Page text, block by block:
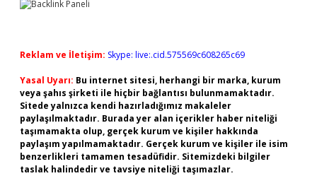
Reklam ve İletişim: Skype: live:.cid.575569c608265c69
Yasal Uyarı: Bu internet sitesi, herhangi bir marka, kurum
veya şahıs şirketi ile hiçbir bağlantısı bulunmamaktadır.
Sitede yalnızca kendi hazırladığımız makaleler
paylaşılmaktadır. Burada yer alan içerikler haber niteliği
taşımamakta olup, gerçek kurum ve kişiler hakkında
paylaşım yapılmamaktadır. Gerçek kurum ve kişiler ile isim
benzerlikleri tamamen tesadüfidir. Sitemizdeki bilgiler
taslak halindedir ve tavsiye niteliği taşımazlar.